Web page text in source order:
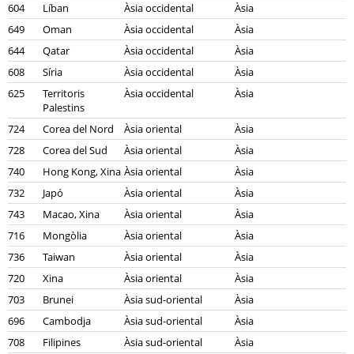
604
Líban Àsia occidental
Àsia
649
Oman Àsia occidental
Àsia
644
Qatar Àsia occidental
Àsia
608
Síria Àsia occidental
Àsia
625
Territoris
Palestins
Àsia occidental Àsia
724 Corea del Nord Àsia oriental
Àsia
728
Corea del Sud Àsia oriental
Àsia
740
Hong Kong, Xina Àsia oriental
Àsia
732
Japó Àsia oriental
Àsia
743
Macao, Xina Àsia oriental
Àsia
716
Mongòlia Àsia oriental
Àsia
736
Taiwan Àsia oriental
Àsia
720
Xina Àsia oriental
Àsia
703
Brunei Àsia sud-oriental
Àsia
696
Cambodja Àsia sud-oriental
Àsia
708
Filipines Àsia sud-oriental
Àsia